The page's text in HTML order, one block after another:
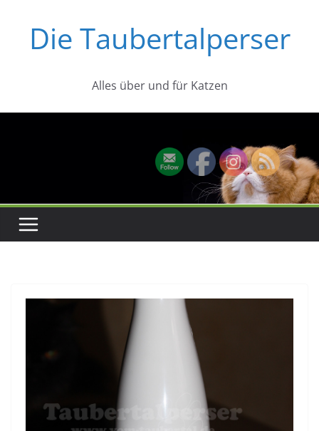
springenDie Taubertalperser
Alles über und für Katzen